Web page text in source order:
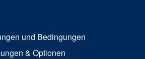
und Bedingungen
& Optionen